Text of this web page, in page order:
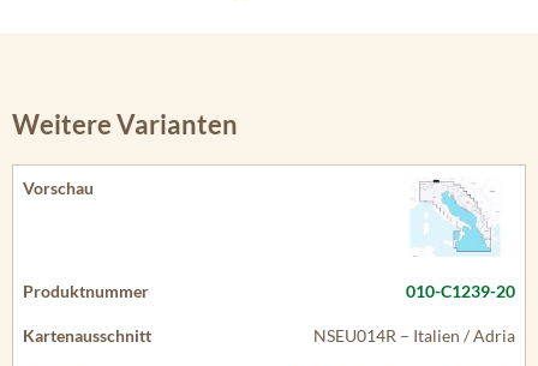
Weitere Varianten
010-C1239-20
NSEU014R – Italien / Adria